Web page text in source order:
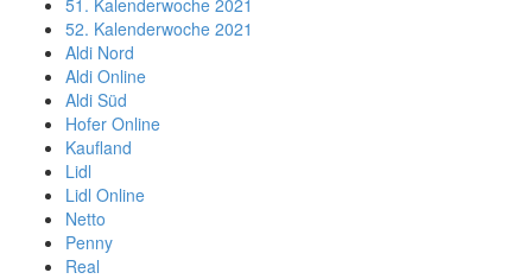
51. Kalenderwoche 2021
52. Kalenderwoche 2021
Aldi Nord
Aldi Online
Aldi Süd
Hofer Online
Kaufland
Lidl
Lidl Online
Netto
Penny
Real